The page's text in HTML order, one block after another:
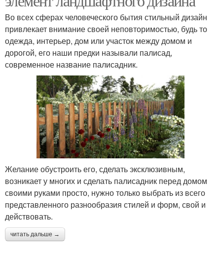
Во всех сферах человеческого бытия стильный дизайн
привлекает внимание своей неповторимостью, будь то
одежда, интерьер, дом или участок между домом и
дорогой, его наши предки называли палисад,
современное название палисадник.
Желание обустроить его, сделать эксклюзивным,
возникает у многих и сделать палисадник перед домом
своими руками просто, нужно только выбрать из всего
представленного разнообразия стилей и форм, свой и
действовать.
читать дальше →